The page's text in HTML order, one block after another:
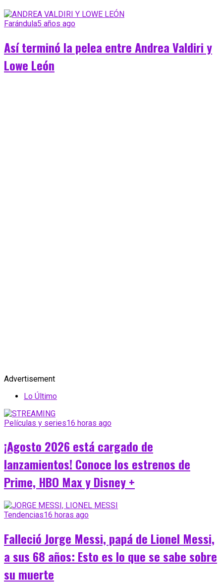
Farándula5 años ago
Así terminó la pelea entre Andrea Valdiri y
Lowe León
Advertisement
Lo Último
Películas y series16 horas ago
¡Agosto 2026 está cargado de
lanzamientos! Conoce los estrenos de
Prime, HBO Max y Disney +
Tendencias16 horas ago
Falleció Jorge Messi, papá de Lionel Messi,
a sus 68 años: Esto es lo que se sabe sobre
su muerte